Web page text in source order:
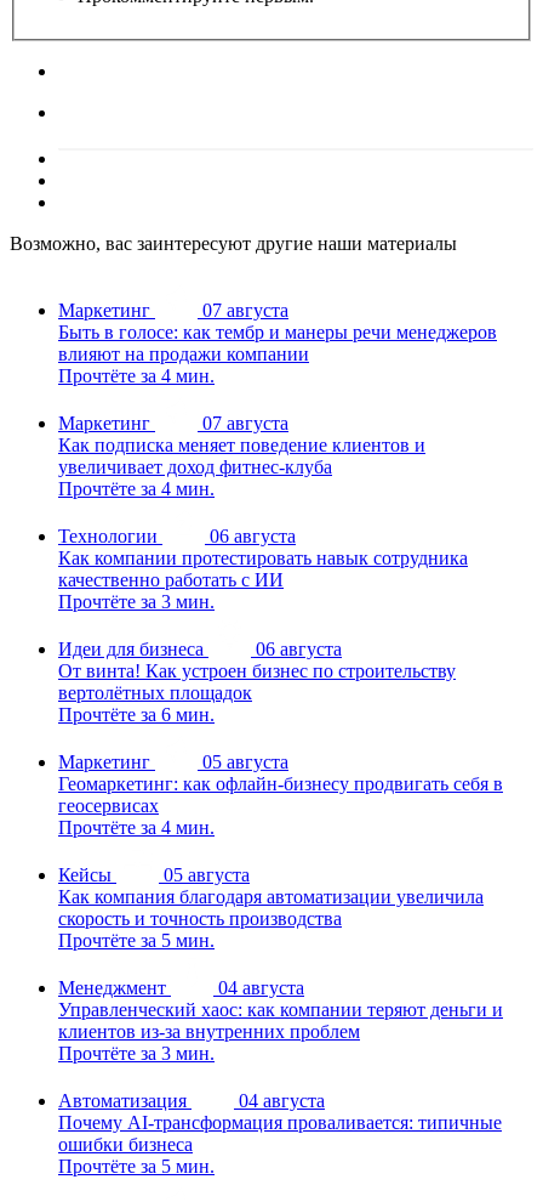
Возможно, вас заинтересуют другие наши материалы
Маркетинг
07 августа
Быть в голосе: как тембр и манеры речи менеджеров
влияют на продажи компании
Прочтёте за 4 мин.
Маркетинг
07 августа
Как подписка меняет поведение клиентов и
увеличивает доход фитнес-клуба
Прочтёте за 4 мин.
Технологии
06 августа
Как компании протестировать навык сотрудника
качественно работать с ИИ
Прочтёте за 3 мин.
Идеи для бизнеса
06 августа
От винта! Как устроен бизнес по строительству
вертолётных площадок
Прочтёте за 6 мин.
Маркетинг
05 августа
Геомаркетинг: как офлайн-бизнесу продвигать себя в
геосервисах
Прочтёте за 4 мин.
Кейсы
05 августа
Как компания благодаря автоматизации увеличила
скорость и точность производства
Прочтёте за 5 мин.
Менеджмент
04 августа
Управленческий хаос: как компании теряют деньги и
клиентов из-за внутренних проблем
Прочтёте за 3 мин.
Автоматизация
04 августа
Почему AI-трансформация проваливается: типичные
ошибки бизнеса
Прочтёте за 5 мин.